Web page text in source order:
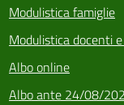
Modulistica famiglie
Modulistica docenti e
Albo online
Albo ante 24/08/